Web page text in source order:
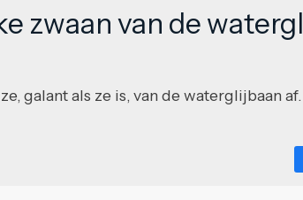
zwaan van de
galant als ze is, van de waterglijbaan af.